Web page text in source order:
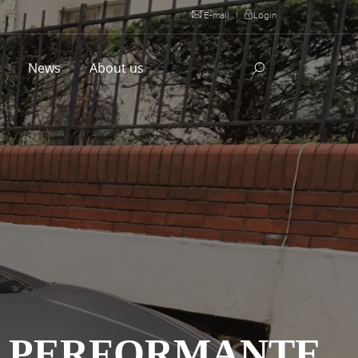
E-mail | Login
News About us